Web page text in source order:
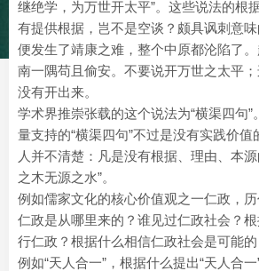
继绝学，为万世开太平”。这些说法的根
有提供根据，岂不是空谈？颇具讽刺意
便发生了靖康之难，整个中原都沦陷了
南一隅苟且偷安。不要说开万世之太平
没有开出来。
学术界推崇张载的这个说法为“横渠四句”
量支持的“横渠四句”不过是没有实践价
人并不清楚：凡是没有根据、理由、本
之木无源之水”。
例如儒家文化的核心价值观之一仁政，历
仁政是从哪里来的？谁见过仁政社会？
行仁政？根据什么相信仁政社会是可能的
例如“天人合一”，根据什么提出“天人合